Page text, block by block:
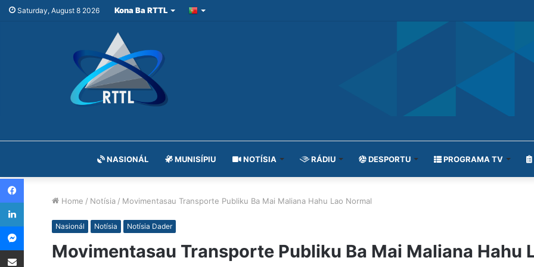
Saturday, August 8 2026 Kona Ba RTTL
NASIONÁL MUNISÍPIU NOTÍSIA RÁDIU DESPORTU PROGRAMA TV
Home / Notísia / Movimentasau Transporte Publiku Ba Mai Maliana Hahu Lao Normal
Nasionál Notísia Notísia Dader
Movimentasau Transporte Publiku Ba Mai Maliana Hahu
Facebook
LinkedIn
Messenger